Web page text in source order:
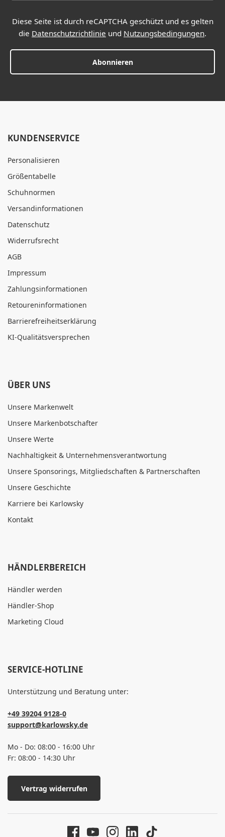
Diese Seite ist durch reCAPTCHA geschützt und es gelten
die Datenschutzrichtlinie und Nutzungsbedingungen.
Abonnieren
KUNDENSERVICE
Personalisieren
Größentabelle
Schuhnormen
Versandinformationen
Datenschutz
Widerrufsrecht
AGB
Impressum
Zahlungsinformationen
Retoureninformationen
Barrierefreiheitserklärung
KI-Qualitätsversprechen
ÜBER UNS
Unsere Markenwelt
Unsere Markenbotschafter
Unsere Werte
Nachhaltigkeit & Unternehmensverantwortung
Unsere Sponsorings, Mitgliedschaften & Partnerschaften
Unsere Geschichte
Karriere bei Karlowsky
Kontakt
HÄNDLERBEREICH
Händler werden
Händler-Shop
Marketing Cloud
SERVICE-HOTLINE
Unterstützung und Beratung unter:
+49 39204 9128-0
support@karlowsky.de
Mo - Do: 08:00 - 16:00 Uhr
Fr: 08:00 - 14:30 Uhr
Vertrag widerrufen